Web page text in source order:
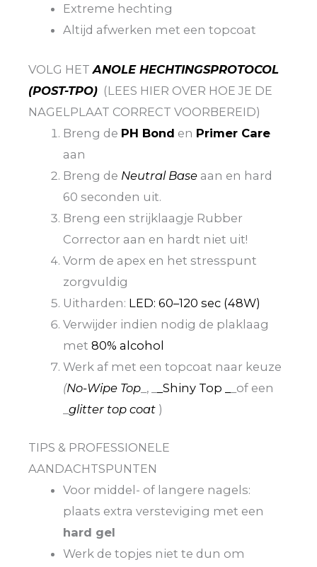
Extreme hechting
Altijd afwerken met een topcoat
VOLG HETANOLE HECHTINGSPROTOCOL
(POST-TPO) (LEES HIER OVER HOE JE DE
NAGELPLAAT CORRECT VOORBEREID)
Breng de PH Bond en Primer Care
aan
Breng de Neutral Base aan en hard
60 seconden uit.
Breng een strijklaagje Rubber
Corrector aan en hardt niet uit!
Vorm de apex en het stresspunt
zorgvuldig
Uitharden: LED: 60–120 sec (48W)
Verwijder indien nodig de plaklaag
met80% alcohol
Werk af met een topcoat naar keuze
(No-Wipe Top _, _ _Shiny Top _
_of een
_glitter top coat )
TIPS & PROFESSIONELE
AANDACHTSPUNTEN
Voor middel- of langere nagels:
plaats extra versteviging met een
hard gel
Werk de topjes niet te dun om